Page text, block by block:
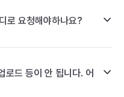
로 요청해야하나요?
로드 등이 안 됩니다. 어